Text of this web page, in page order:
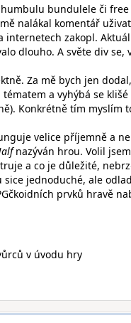
bundulele či
nalákal komentář
internetech zakopl.
dlouho. A světe div se,
Za mě bych jen
a vyhýbá se
Konkrétně tím myslím
velice příjemně a
nazýván hrou. Volil
a co je důležité,
jednoduché, ale
prvků hravě
v úvodu hry